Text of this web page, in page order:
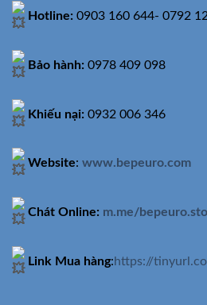
Hotline: 0903 160 644- 0792
Bảo hành: 0978 409 098
Khiếu nại: 0932 006 346
Website: www.bepeuro.com
Chát Online: m.me/
Link Mua hàng:https://